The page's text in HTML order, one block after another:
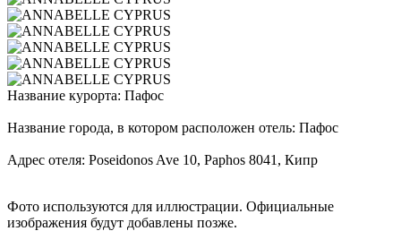
Название курорта: Пафос
Название города, в котором расположен отель: Пафос
Адрес отеля: Poseidonos Ave 10, Paphos 8041, Кипр
Фото используются для иллюстрации. Официальные
изображения будут добавлены позже.